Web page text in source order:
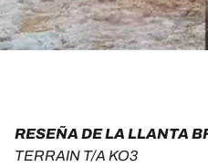
RESEÑA DE LA LLANTA
TERRAIN T/A KO3